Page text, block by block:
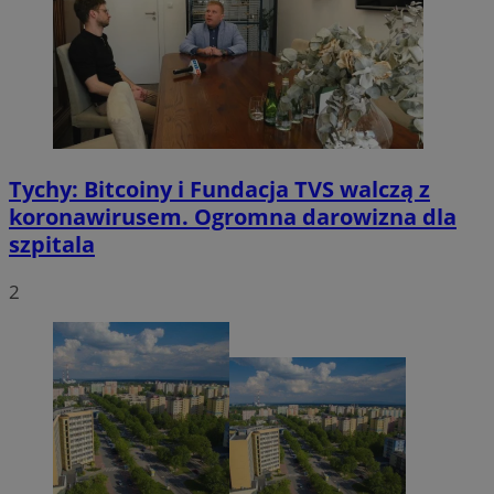
Tychy: Bitcoiny i Fundacja TVS walczą z
koronawirusem. Ogromna darowizna dla
szpitala
2
YouTube
.youtube.com
CookieScriptConsent
mojetychy.pl